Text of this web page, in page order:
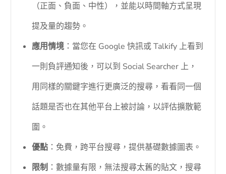
（正面、負面、中性），並能以時間軸方式呈現
提及量的趨勢。
應用情境 ：當您在 Google 快訊或 Talkify 上看到
一則負評通知後，可以到 Social Searcher 上，
用同樣的關鍵字進行更廣泛的搜尋，看看同一個
話題是否也在其他平台上被討論，以評估擴散範
圍。
優點 ：免費，跨平台搜尋，提供基礎數據圖表。
限制 ：數據量有限，無法搜尋太舊的貼文，搜尋